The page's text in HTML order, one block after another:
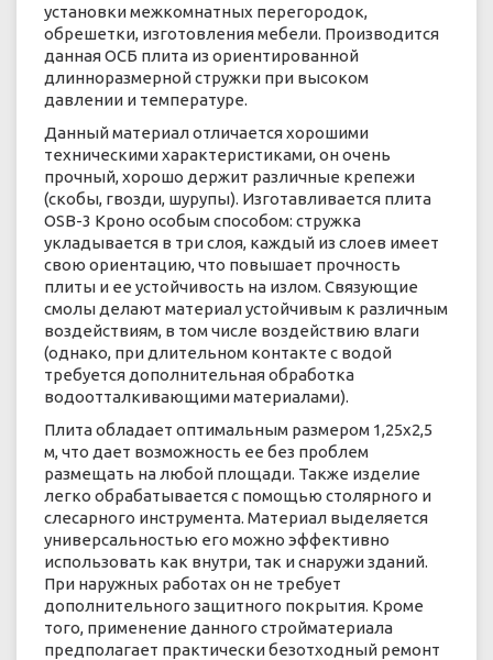
установки межкомнатных перегородок,
обрешетки, изготовления мебели. Производится
данная ОСБ плита из ориентированной
длинноразмерной стружки при высоком
давлении и температуре.
Данный материал отличается хорошими
техническими характеристиками, он очень
прочный, хорошо держит различные крепежи
(скобы, гвозди, шурупы). Изготавливается плита
OSB-3 Кроно особым способом: стружка
укладывается в три слоя, каждый из слоев имеет
свою ориентацию, что повышает прочность
плиты и ее устойчивость на излом. Связующие
смолы делают материал устойчивым к различным
воздействиям, в том числе воздействию влаги
(однако, при длительном контакте с водой
требуется дополнительная обработка
водоотталкивающими материалами).
Плита обладает оптимальным размером 1,25х2,5
м, что дает возможность ее без проблем
размещать на любой площади. Также изделие
легко обрабатывается с помощью столярного и
слесарного инструмента. Материал выделяется
универсальностью его можно эффективно
использовать как внутри, так и снаружи зданий.
При наружных работах он не требует
дополнительного защитного покрытия. Кроме
того, применение данного стройматериала
предполагает практически безотходный ремонт